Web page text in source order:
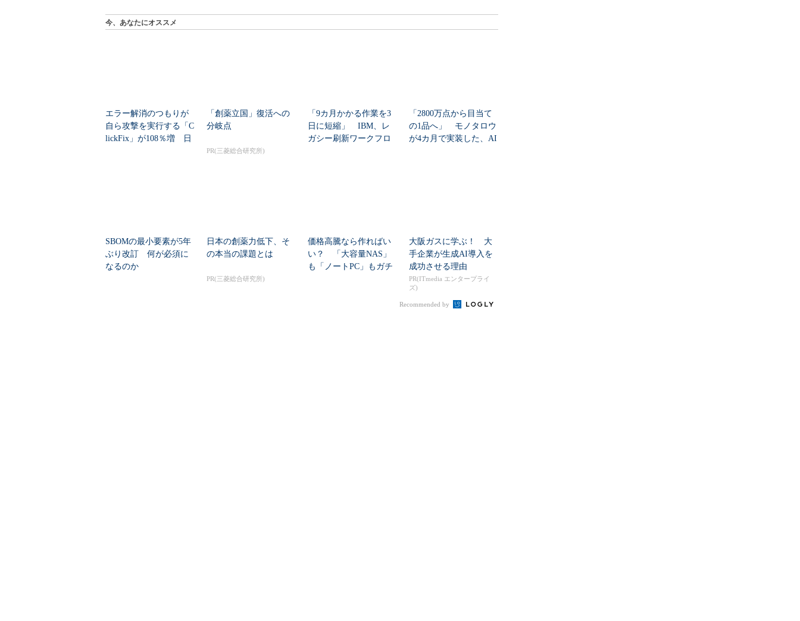
今、あなたにオススメ
エラー解消のつもりが
自ら攻撃を実行する「C
lickFix」が108％増 日
「創薬立国」復活への
分岐点
PR(三菱総合研究所)
「9カ月かかる作業を3
日に短縮」 IBM、レ
ガシー刷新ワークフロ
「2800万点から目当て
の1品へ」 モノタロウ
が4カ月で実装した、AI
SBOMの最小要素が5年
ぶり改訂 何が必須に
なるのか
日本の創薬力低下、そ
の本当の課題とは
PR(三菱総合研究所)
価格高騰なら作ればい
い？ 「大容量NAS」
も「ノートPC」もガチ
大阪ガスに学ぶ！ 大
手企業が生成AI導入を
成功させる理由
PR(ITmedia エンタープライ
ズ)
Recommended by